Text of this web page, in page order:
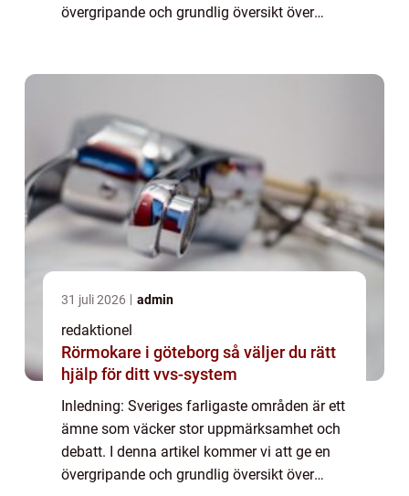
övergripande och grundlig översikt över
31 juli 2026 admin
redaktionel
Rörmokare i göteborg så väljer du rätt
hjälp för ditt vvs-system
Inledning: Sveriges farligaste områden är ett
ämne som väcker stor uppmärksamhet och
debatt. I denna artikel kommer vi att ge en
övergripande och grundlig översikt över